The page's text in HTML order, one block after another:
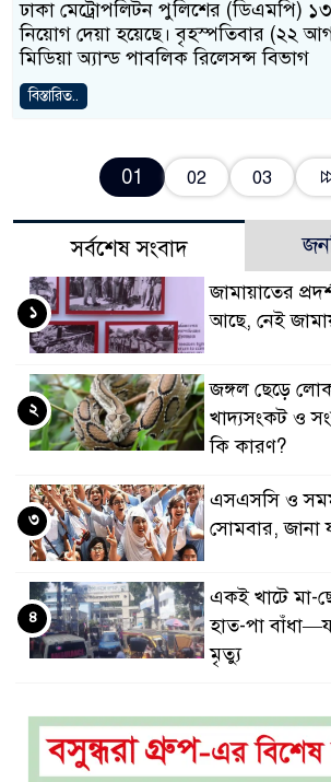
ঢাকা মেট্রোপলিটন পুলিশের (ডিএমপি)
নিয়োগ দেয়া হয়েছে। বৃহস্পতিবার (২২
মিডিয়া অ্যান্ড পাবলিক রিলেসন্স বিভাগ
বিস্তারিত..
01 02 03
সর্বশেষ সংবাদ
জামায়াতের
আছে, নেই
১
জঙ্গল ছেড়ে
খাদ্যসংকট ও
কি কারণ?
২
এসএসসি ও
সোমবার, জানা
৩
একই খাটে মা-
হাত-পা
মৃত্যু
৪
মোড়ানো
পা